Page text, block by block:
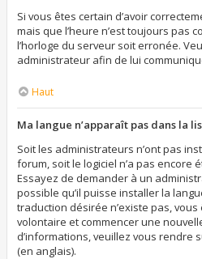
Si vous êtes certain d’avoir
mais que l’heure n’est toujours pas
l’horloge du serveur soit erronée.
administrateur afin de lui
Haut
Ma langue n’apparaît pas dans la
Soit les administrateurs n’ont pas
forum, soit le logiciel n’a pas encore
Essayez de demander à un
possible qu’il puisse installer la
traduction désirée n’existe pas,
volontaire et commencer une
d’informations, veuillez vous rendre
(en anglais).